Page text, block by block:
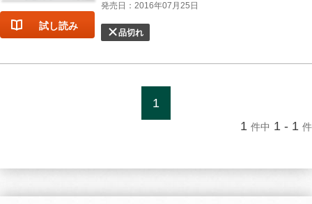
試し読み
発売日：2016年07月25日
品切れ
1
1 件中 1 - 1 件